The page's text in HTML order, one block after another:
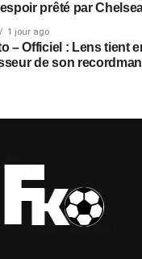
prêté par
1 jour ago
– Officiel : Lens tient
de son